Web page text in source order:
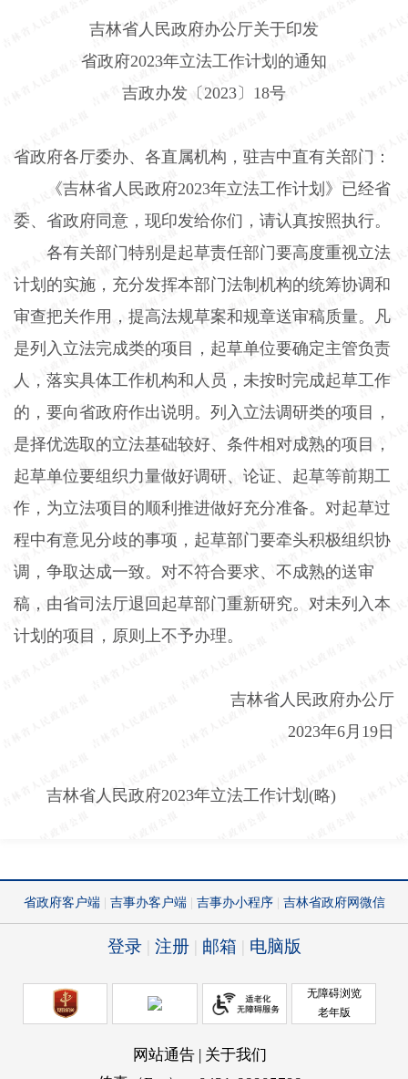
吉林省人民政府办公厅关于印发
省政府2023年立法工作计划的通知
吉政办发〔2023〕 18号
省政府各厅委办、各直属机构，驻吉中直有关部门：
《吉林省人民政府2023年立法工作计划》已经省
委、省政府同意，现印发给你们，请认真按照执行。
各有关部门特别是起草责任部门要高度重视立法
计划的实施，充分发挥本部门法制机构的统筹协调和
审查把关作用，提高法规草案和规章送审稿质量。凡
是列入立法完成类的项目，起草单位要确定主管负责
人，落实具体工作机构和人员，未按时完成起草工作
的，要向省政府作出说明。列入立法调研类的项目，
是择优选取的立法基础较好、条件相对成熟的项目，
起草单位要组织力量做好调研、论证、起草等前期工
作，为立法项目的顺利推进做好充分准备。对起草过
程中有意见分歧的事项，起草部门要牵头积极组织协
调，争取达成一致。对不符合要求、不成熟的送审
稿，由省司法厅退回起草部门重新研究。对未列入本
计划的项目，原则上不予办理。
吉林省人民政府办公厅
2023年6 月 19日
吉林省人民政府2023年立法工作计划 (略)